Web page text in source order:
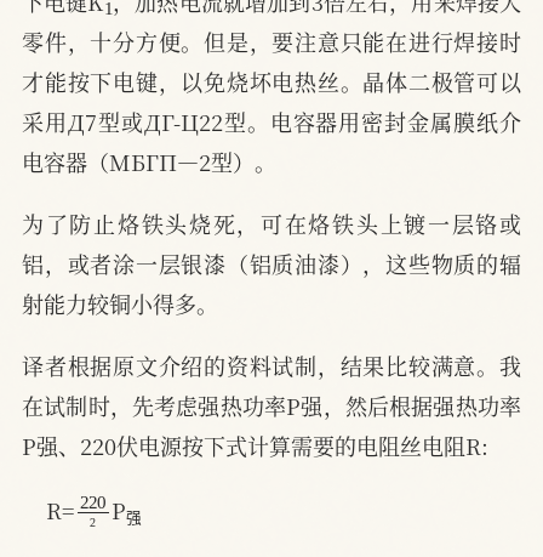
零件，十分方便。但是，要注意只能在进行焊接时
才能按下电键，以免烧坏电热丝。晶体二极管可以
采用Д7型或ДГ-Ц22型。电容器用密封金属膜纸介
电容器（MБГП—2型）。
为了防止烙铁头烧死，可在烙铁头上镀一层铬或
铝，或者涂一层银漆（铝质油漆），这些物质的辐
射能力较铜小得多。
译者根据原文介绍的资料试制，结果比较满意。我
在试制时，先考虑强热功率P强，然后根据强热功率
P强、220伏电源按下式计算需要的电阻丝电阻R:
R= 220 P强